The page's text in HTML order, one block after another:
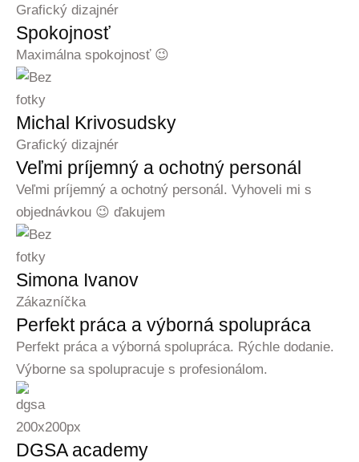
Grafický dizajnér
Spokojnosť
Maximálna spokojnosť 😉
Michal Krivosudsky
Grafický dizajnér
Veľmi príjemný a ochotný personál
Veľmi príjemný a ochotný personál. Vyhoveli mi s
objednávkou 😉 ďakujem
Simona Ivanov
Zákazníčka
Perfekt práca a výborná spolupráca
Perfekt práca a výborná spolupráca. Rýchle dodanie.
Výborne sa spolupracuje s profesionálom.
DGSA academy